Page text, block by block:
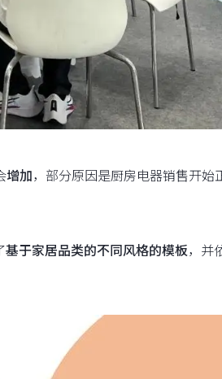
增加，部分原因是厨房电器销售开始
基于家居品类的不同风格的模板，并